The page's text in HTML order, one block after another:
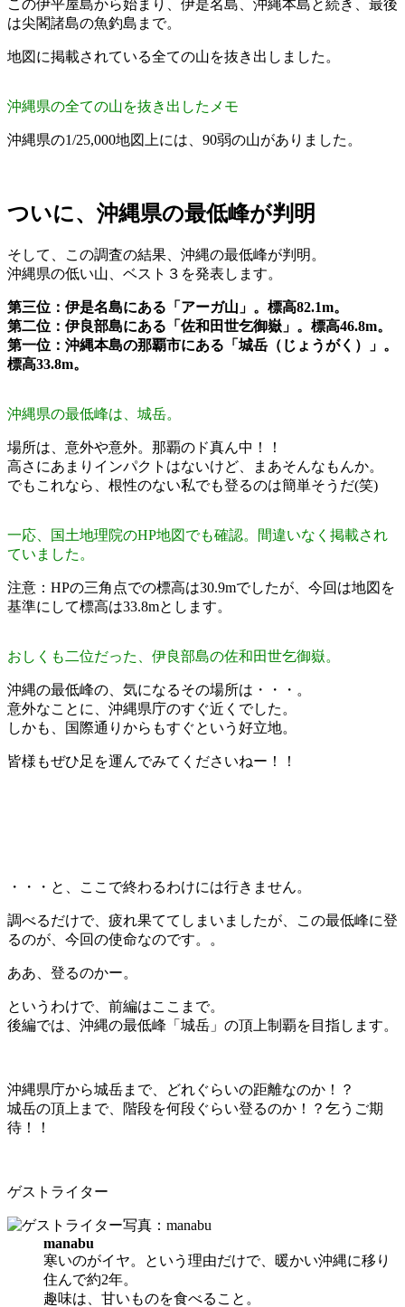
この伊平屋島から始まり、伊是名島、沖縄本島と続き、最後
は尖閣諸島の魚釣島まで。
地図に掲載されている全ての山を抜き出しました。
沖縄県の全ての山を抜き出したメモ
沖縄県の1/25,000地図上には、90弱の山がありました。
ついに、沖縄県の最低峰が判明
そして、この調査の結果、沖縄の最低峰が判明。
沖縄県の低い山、ベスト３を発表します。
第三位：伊是名島にある「アーガ山」。標高82.1m。
第二位：伊良部島にある「佐和田世乞御嶽」。標高46.8m。
第一位：沖縄本島の那覇市にある「城岳（じょうがく）」。
標高33.8m。
沖縄県の最低峰は、城岳。
場所は、意外や意外。那覇のド真ん中！！
高さにあまりインパクトはないけど、まあそんなもんか。
でもこれなら、根性のない私でも登るのは簡単そうだ(笑)
一応、国土地理院のHP地図でも確認。間違いなく掲載され
ていました。
注意：HPの三角点での標高は30.9mでしたが、今回は地図を
基準にして標高は33.8mとします。
おしくも二位だった、伊良部島の佐和田世乞御嶽。
沖縄の最低峰の、気になるその場所は・・・。
意外なことに、沖縄県庁のすぐ近くでした。
しかも、国際通りからもすぐという好立地。
皆様もぜひ足を運んでみてくださいねー！！
・・・と、ここで終わるわけには行きません。
調べるだけで、疲れ果ててしまいましたが、この最低峰に登
るのが、今回の使命なのです。。
ああ、登るのかー。
というわけで、前編はここまで。
後編では、沖縄の最低峰「城岳」の頂上制覇を目指します。
沖縄県庁から城岳まで、どれぐらいの距離なのか！？
城岳の頂上まで、階段を何段ぐらい登るのか！？乞うご期
待！！
ゲストライター
manabu
寒いのがイヤ。という理由だけで、暖かい沖縄に移り
住んで約2年。
趣味は、甘いものを食べること。